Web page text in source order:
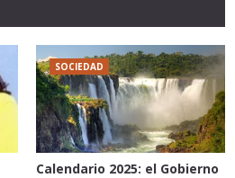
SOCIEDAD
Calendario 2025: el Gobierno